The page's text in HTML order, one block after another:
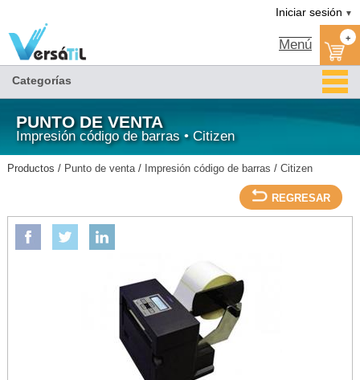
IMP ETIQTAS CL-S400DT 203DPI SER USB AUTOCORTADOR IMPRIME GROSOR
CARTULINA NEGRA-CITIZEN/Citizen/Impresión código de barras/Punto de venta
Iniciar sesión ▼
Menú +
Categorías
PUNTO DE VENTA
Impresión código de barras • Citizen
Productos / Punto de venta/ Impresión código de barras / Citizen
REGRESAR
IMP ETIQTAS CL-S400DT 203DPI SER USB AUTOCORTADOR IMPRIME GROSOR
CITIZEN